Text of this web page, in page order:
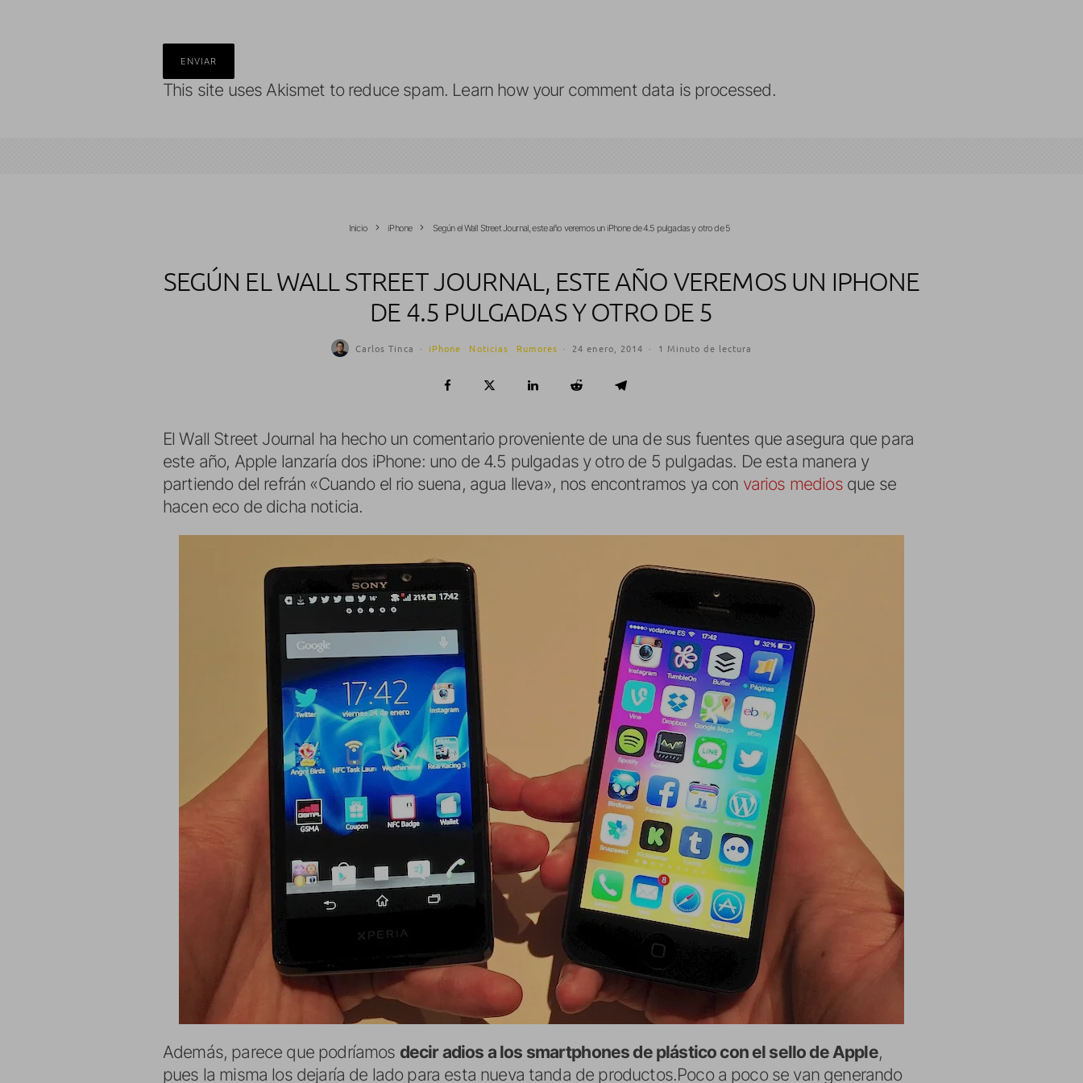
This site uses Akismet to reduce spam. Learn how your comment data is processed.
Inicio iPhone Según el Wall Street Journal, este año veremos un iPhone de 4.5 pulgadas y otro de 5
SEGÚN EL WALL STREET JOURNAL, ESTE AÑO VEREMOS UN IPHONE
DE 4.5 PULGADAS Y OTRO DE 5
Carlos Tinca · iPhone Noticias Rumores · 24 enero, 2014 · 1 Minuto de lectura
El Wall Street Journal ha hecho un comentario proveniente de una de sus fuentes que asegura que para
este año, Apple lanzaría dos iPhone: uno de 4.5 pulgadas y otro de 5 pulgadas. De esta manera y
partiendo del refrán «Cuando el rio suena, agua lleva», nos encontramos ya con varios mediosque se
hacen eco de dicha noticia.
Además, parece que podríamos decir adios a los smartphones de plástico con el sello de Apple,
pues la misma los dejaría de lado para esta nueva tanda de productos.Poco a poco se van generando